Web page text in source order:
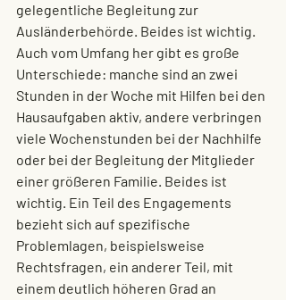
gelegentliche Begleitung zur
Ausländerbehörde. Beides ist wichtig.
Auch vom Umfang her gibt es große
Unterschiede: manche sind an zwei
Stunden in der Woche mit Hilfen bei den
Hausaufgaben aktiv, andere verbringen
viele Wochenstunden bei der Nachhilfe
oder bei der Begleitung der Mitglieder
einer größeren Familie. Beides ist
wichtig. Ein Teil des Engagements
bezieht sich auf spezifische
Problemlagen, beispielsweise
Rechtsfragen, ein anderer Teil, mit
einem deutlich höheren Grad an